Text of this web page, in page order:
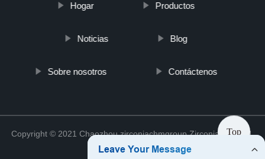
Hogar Productos
Noticias Blog
Sobre nosotros Contáctenos
Copyright © 2021 Chaozhou zirconiachmgroup Zirconia Co., Ltd.
Sitemap
Top